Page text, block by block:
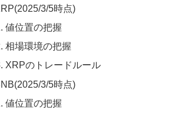
3/5時点)
値位置の把握
相場環境の把握
XRPのトレードルール
3/5時点)
値位置の把握